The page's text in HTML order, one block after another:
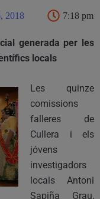
2018 7:18 pm
generada per les
locals
Les quinze
comissions
falleres de
Cullera i els
jóvens
investigadors
locals Antoni
Sapiña Grau,